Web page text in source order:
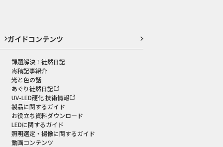
ガイドコンテンツ
課題解決！徒然日記
寄稿記事紹介
光と色の話
あぐり徒然日記
UV-LED硬化 技術情報
製品に関するガイド
お役立ち資料ダウンロード
LEDに関するガイド
照明選定・撮像に関するガイド
動画コンテンツ